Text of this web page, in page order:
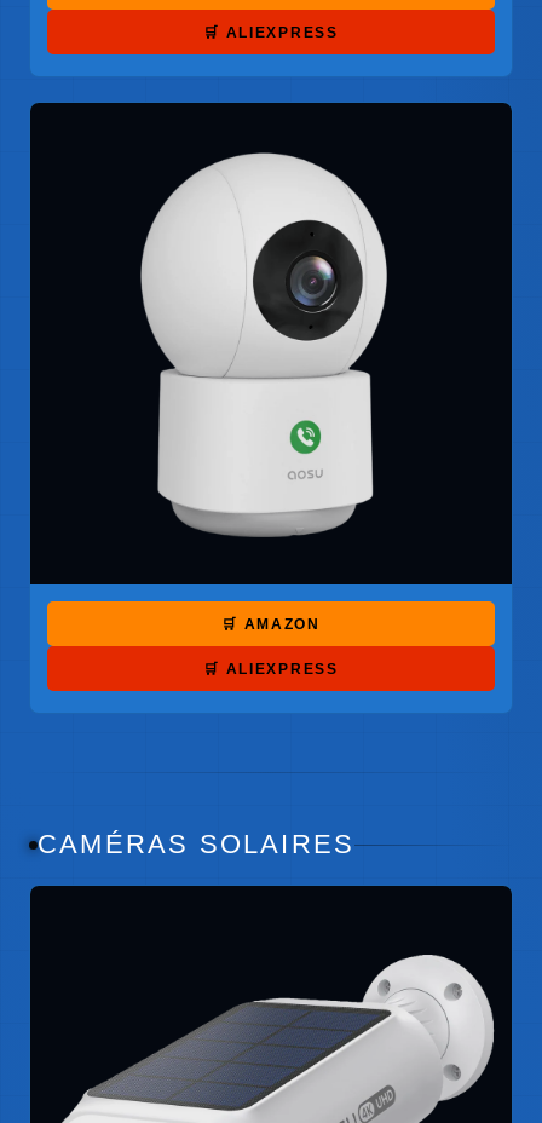
🛒 ALIEXPRESS
🛒 AMAZON
🛒 ALIEXPRESS
CAMÉRAS SOLAIRES